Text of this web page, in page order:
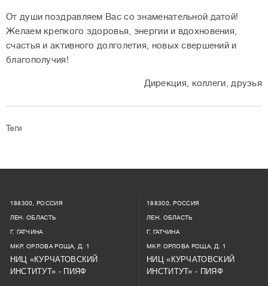
От души поздравляем Вас со знаменательной датой!
Желаем крепкого здоровья, энергии и вдохновения,
счастья и активного долголетия, новых свершений и
благополучия!
Дирекция, коллеги, друзья
Теги
188300, РОССИЯ
ЛЕН. ОБЛАСТЬ
Г. ГАТЧИНА
МКР. ОРЛОВА РОЩА, Д. 1
НИЦ «КУРЧАТОВСКИЙ
ИНСТИТУТ» - ПИЯФ
188300, РОССИЯ
ЛЕН. ОБЛАСТЬ
Г. ГАТЧИНА
МКР. ОРЛОВА РОЩА, Д. 1
НИЦ «КУРЧАТОВСКИЙ
ИНСТИТУТ» - ПИЯФ